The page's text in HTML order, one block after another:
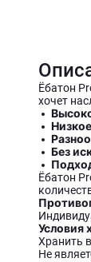
Ёбатон
хочет
Без
Ёбатон
Условия
Хранить
Не